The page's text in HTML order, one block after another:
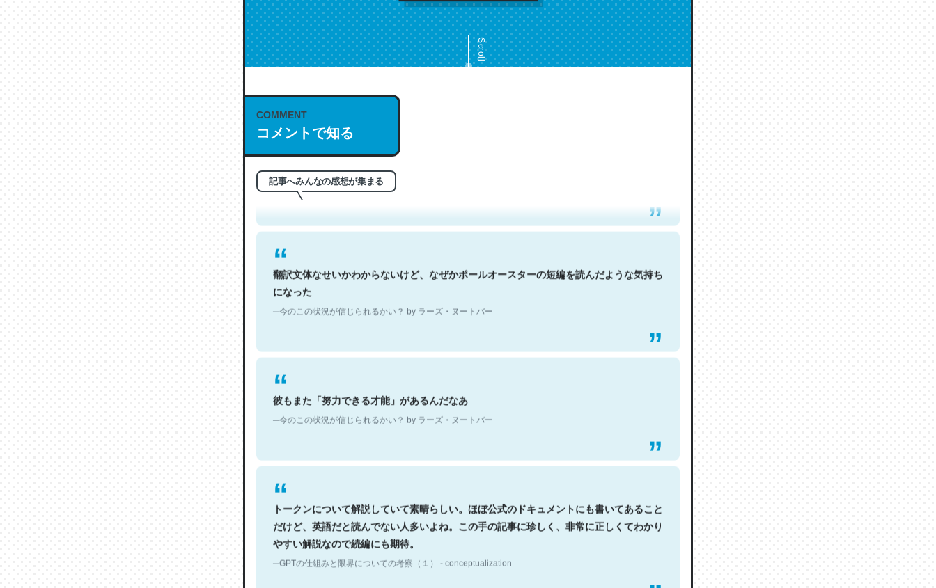
Scroll
COMMENT
コメントで知る
記事へみんなの感想が集まる
これは名文。彼はとてもクレバーなんだろうなと凄く思う。英語少しでも読める人は原文
もお勧め。自分はこの流れ好き。Let’s Fucking Go. Then Covid hit. Shit.
─今のこの状況が信じられるかい？ by ラーズ・ヌートバー
翻訳文体なせいかわからないけど、なぜかポールオースターの短編を読んだような気持ち
になった
─今のこの状況が信じられるかい？ by ラーズ・ヌートバー
彼もまた「努力できる才能」があるんだなあ
─今のこの状況が信じられるかい？ by ラーズ・ヌートバー
トークンについて解説していて素晴らしい。ほぼ公式のドキュメントにも書いてあること
だけど、英語だと読んでない人多いよね。この手の記事に珍しく、非常に正しくてわかり
やすい解説なので続編にも期待。
─GPTの仕組みと限界についての考察（１） - conceptualization